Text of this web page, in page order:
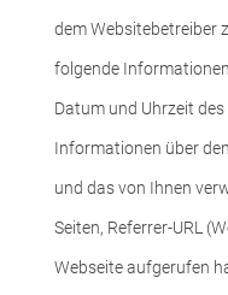
dem Websitebetreiber
folgende
Datum und Uhrzeit
Informationen über
und das von Ihnen
Seiten, Referrer-URL
Webseite aufgerufen